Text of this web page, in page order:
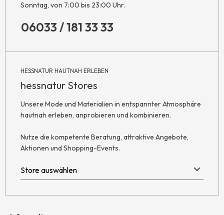
Sonntag, von 7:00 bis 23:00 Uhr.
06033 / 181 33 33
HESSNATUR HAUTNAH ERLEBEN
hessnatur Stores
Unsere Mode und Materialien in entspannter Atmosphäre
hautnah erleben, anprobieren und kombinieren.
Nutze die kompetente Beratung, attraktive Angebote,
Aktionen und Shopping-Events.